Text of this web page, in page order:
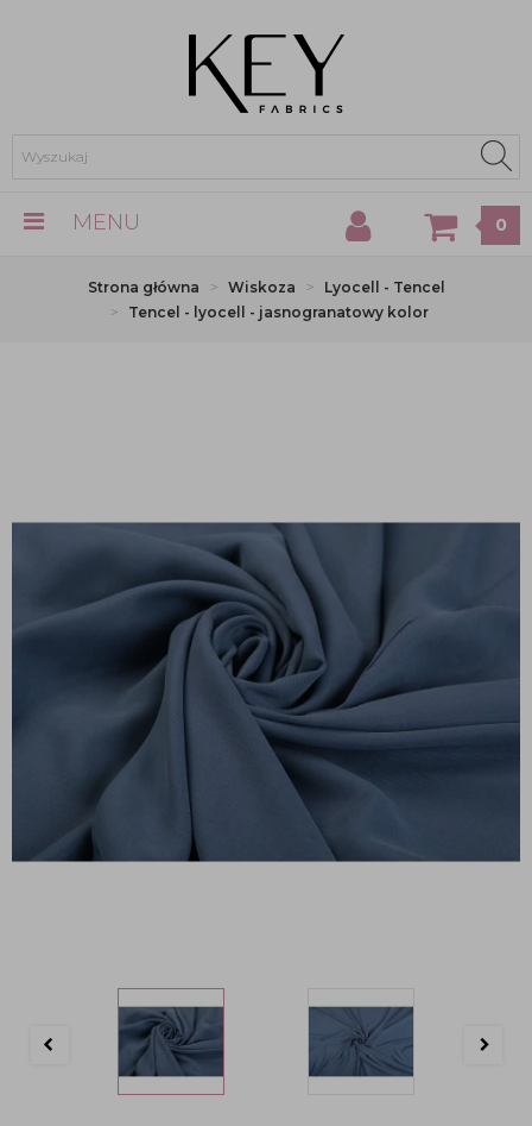
MENU 0
Strona główna Wiskoza
Lyocell - Tencel
Tencel - lyocell - jasnogranatowy kolor